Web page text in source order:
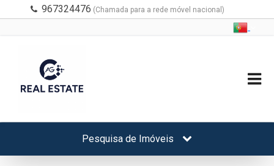
967324476 (Chamada para a rede móvel nacional)
Pesquisa de Imóveis